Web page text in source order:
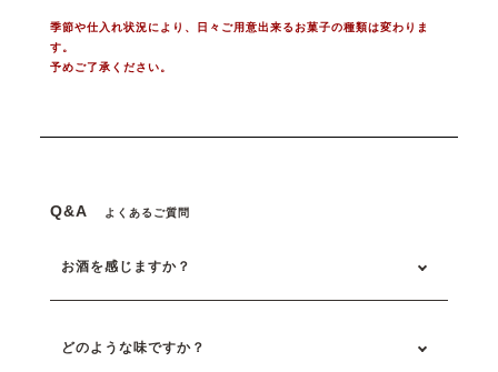
季節や仕入れ状況により、日々ご用意出来るお菓子の種類は変わりま
す。
予めご了承ください。
Q&A よくあるご質問
お酒を感じますか？
どのような味ですか？